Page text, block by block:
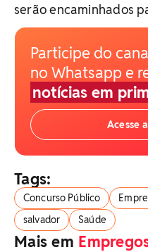
serão encaminhados
Participe do
no Whatsapp e
notícias em
Acesse
Tags:
Concurso Público
salvador
Saúde
Mais em